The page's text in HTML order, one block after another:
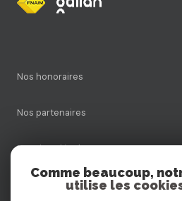
Nos honoraires
Nos partenaires
Mentions légales
Comme beaucoup,
utilise les